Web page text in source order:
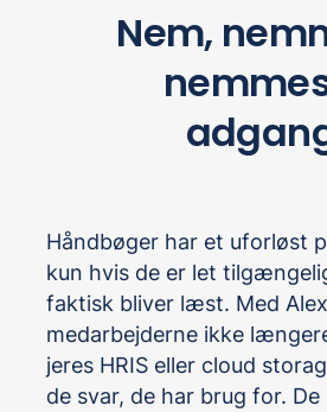
Nem,
Håndbøger har et uforløst
kun hvis de er let
faktisk bliver læst. Med
medarbejderne ikke
jeres HRIS eller cloud
de svar, de har brug for. De